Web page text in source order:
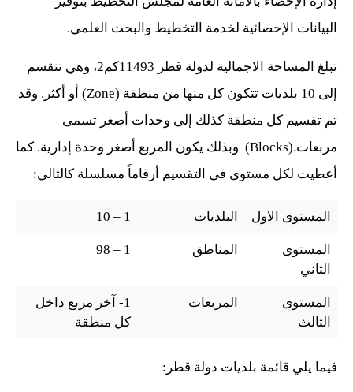
البيانات الإحصائية لخدمة التخطيط والبحث العلمي.
تبلغ المساحة الاجمالية لدولة قطر 11493كم2، وهي تنقسم
إلى 10 بلديات تتكون كل منها من منطقة (Zone) أو أكثر. وقد
تم تقسيم كل منطقة كذلك إلى وحدات أصغر تسمى
مربعات.(Blocks) وبذلك يكون المربع أصغر وحدة إدارية. كما
أعطيت لكل مستوى في التقسيم أرقاماً مسلسلة كالتالي:
المستوى الاول البلديات 1 – 10
المستوى
الثاني
المناطق 1 – 98
المستوى
الثالث
المربعات
1- آخر مربع داخل
كل منطقة
فيما يلي قائمة بلديات دولة قطر: